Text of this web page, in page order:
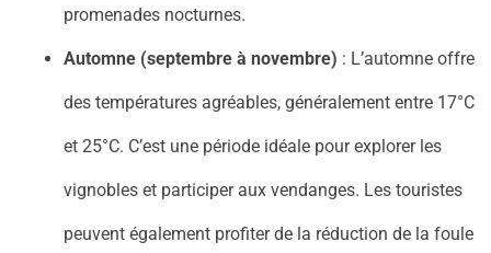
promenades nocturnes.
Automne (septembre à novembre) : L’automne offre
des températures agréables, généralement entre 17°C
et 25°C. C’est une période idéale pour explorer les
vignobles et participer aux vendanges. Les touristes
peuvent également profiter de la réduction de la foule